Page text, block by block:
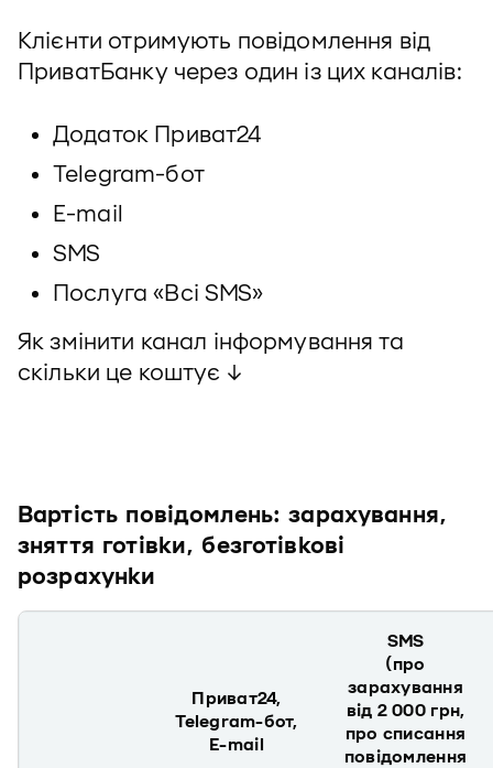
Клієнти отримують повідомлення від
ПриватБанку через один із цих каналів:
Додаток Приват24
Telegram-бот
E-mail
SMS
Послуга «Всі SMS»
Як змінити канал інформування та
скільки це коштує ↓
Вартість повідомлень: зарахування,
зняття готівки, безготівкові
розрахунки
Приват24,
Telegram-бот,
E-mail
SMS
(про
зарахування
від 2 000 грн,
про списання
повідомлення